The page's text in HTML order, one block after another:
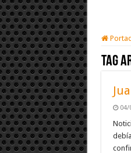
Tag
04/